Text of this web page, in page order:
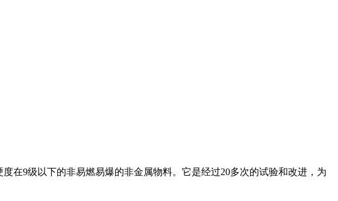
在9级以下的非易燃易爆的非金属物料。它是经过20多次的试验和改进，为